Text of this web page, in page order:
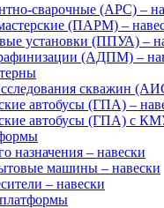
сварочные (АРС) –
(ПАРМ) –
установки (ППУА) –
(АДПМ) –
скважин
автобусы (ГПА) –
автобусы (ГПА) с
назначения – навески
машины – навески
– навески